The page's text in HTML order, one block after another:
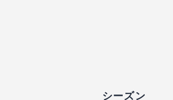
シーズン